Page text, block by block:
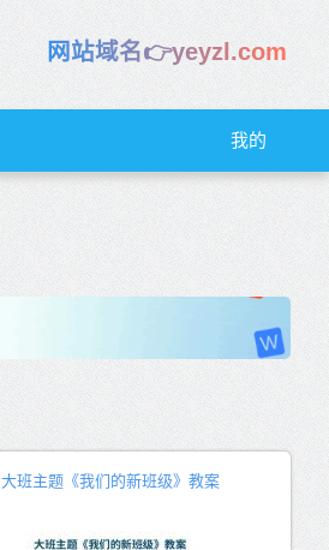
网站域名👉yeyzl.com
我的
大班主题《我们的新班级》教案